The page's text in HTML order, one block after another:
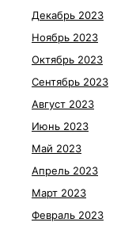
Декабрь 2023
Ноябрь 2023
Октябрь 2023
Сентябрь 2023
Август 2023
Июнь 2023
Май 2023
Апрель 2023
Март 2023
Февраль 2023